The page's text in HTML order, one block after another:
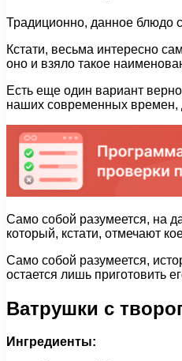
Традиционно, данное блюдо
Кстати, весьма интересно
оно и взяло такое
Есть еще один вариант
наших современных
Само собой разумеется, на
который, кстати, отмечают
Само собой разумеется,
остается лишь приготовить
Ватрушки с
Ингредиенты: